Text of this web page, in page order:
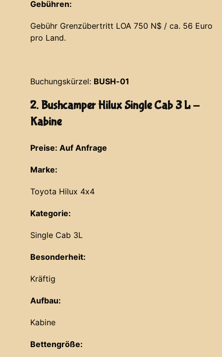
Gebühren:
Gebühr Grenzübertritt LOA 750 N$ / ca. 56 Euro
pro Land.
Buchungskürzel: BUSH-01
2. Bushcamper Hilux Single Cab 3 L -
Kabine
Preise: Auf Anfrage
Marke:
Toyota Hilux 4x4
Kategorie:
Single Cab 3L
Besonderheit:
Kräftig
Aufbau:
Kabine
Bettengröße: